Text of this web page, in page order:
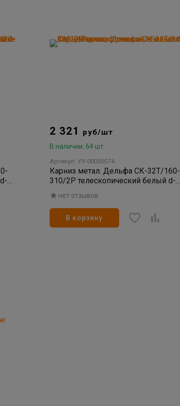
2 321 руб/шт
В наличии: 64 шт
Артикул: УУ-00055074
Карниз метал. Дельфа СК-32Т/160-
310/2Р телескопический белый d-
16/19
нет отзывов
В корзину